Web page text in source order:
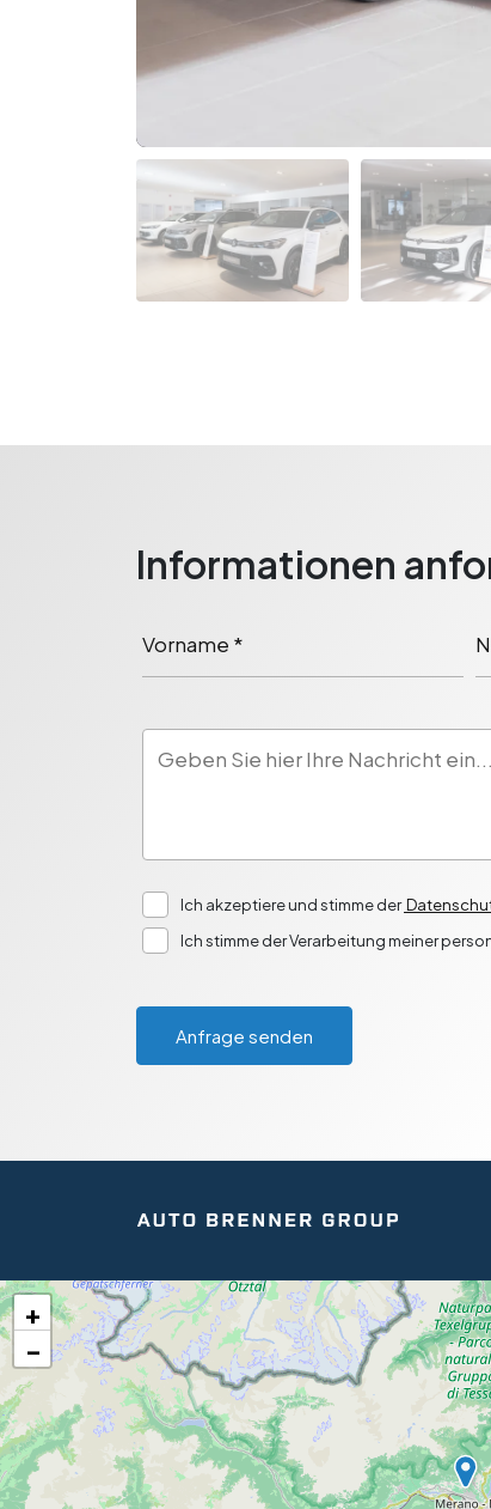
Informationen
Vorname *
Ich akzeptiere und stimme der
Ich stimme der Verarbeitung meiner
Anfrage senden
+
−